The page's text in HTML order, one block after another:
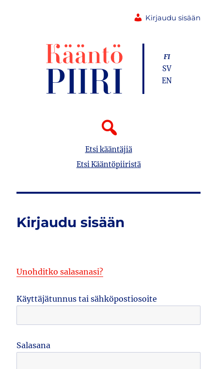
Kirjaudu sisään
Etsi kääntäjiä
Etsi Kääntöpiiristä
FI
SV
EN
Kirjaudu sisään
Unohditko salasanasi?
Käyttäjätunnus tai sähköpostiosoite
Salasana